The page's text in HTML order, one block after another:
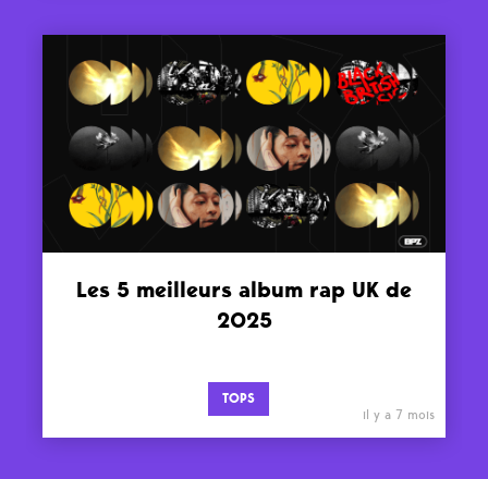
Les 5 meilleurs album rap UK de
2025
TOPS
il y a 7 mois